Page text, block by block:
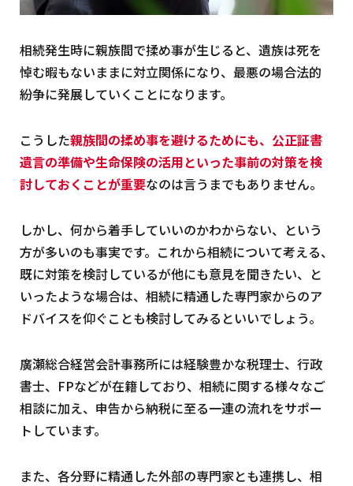
相続発生時に親族間で揉め事が生じると、遺族は死を
悼む暇もないままに対立関係になり、最悪の場合法的
紛争に発展していくことになります。
こうした親族間の揉め事を避けるためにも、公正証書
遺言の準備や生命保険の活用といった事前の対策を検
討しておくことが重要なのは言うまでもありません。
しかし、何から着手していいのかわからない、という
方が多いのも事実です。これから相続について考える、
既に対策を検討しているが他にも意見を聞きたい、と
いったような場合は、相続に精通した専門家からのア
ドバイスを仰ぐことも検討してみるといいでしょう。
廣瀬総合経営会計事務所には経験豊かな税理士、行政
書士、FPなどが在籍しており、相続に関する様々なご
相談に加え、申告から納税に至る一連の流れをサポー
トしています。
また、各分野に精通した外部の専門家とも連携し、相